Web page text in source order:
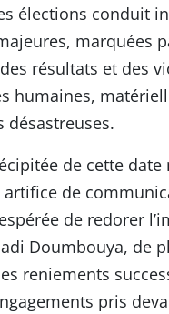
élections conduit
marquées
résultats et des
humaines,
désastreuses.
de cette date
artifice de
de redorer
Doumbouya, de
reniements
pris